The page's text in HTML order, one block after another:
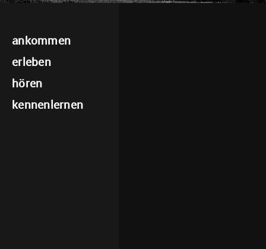
ankommen
erleben
hören
kennenlernen